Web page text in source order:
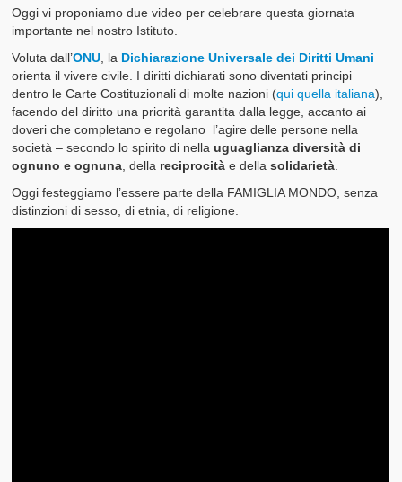
Oggi vi proponiamo due video per celebrare questa giornata
importante nel nostro Istituto.
Voluta dall’ONU , la Dichiarazione Universale dei Diritti Umani
orienta il vivere civile. I diritti dichiarati sono diventati principi
dentro le Carte Costituzionali di molte nazioni (qui quella italiana),
facendo del diritto una priorità garantita dalla legge, accanto ai
doveri che completano e regolano l’agire delle persone nella
società – secondo lo spirito di nellauguaglianza diversità di
ognuno e ognuna , della reciprocità e dellasolidarietà
Oggi festeggiamo l’essere parte della FAMIGLIA MONDO, senza
distinzioni di sesso, di etnia, di religione.